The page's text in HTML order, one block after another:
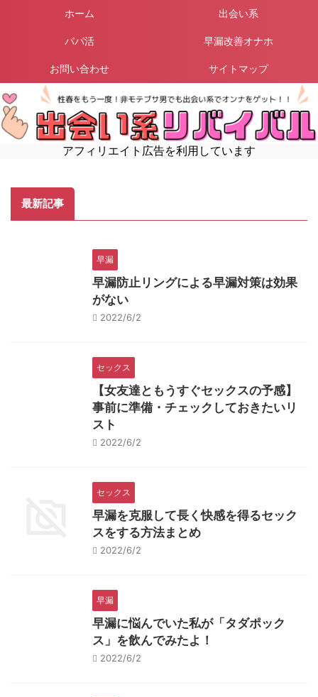
ホーム 出会い系
パパ活 早漏改善オナホ
お問い合わせ サイトマップ
アフィリエイト広告を利用しています
最新記事
早漏
早漏防止リングによる早漏対策は効果
がない
2022/6/2
セックス
【女友達ともうすぐセックスの予感】
事前に準備・チェックしておきたいリ
スト
2022/6/2
セックス
早漏を克服して長く快感を得るセック
スをする方法まとめ
2022/6/2
早漏
早漏に悩んでいた私が「タダポック
ス」を飲んでみたよ！
2022/6/2